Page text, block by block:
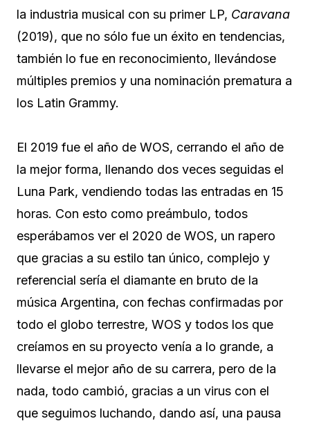
la industria musical con su primer LP, Caravana
(2019), que no sólo fue un éxito en tendencias,
también lo fue en reconocimiento, llevándose
múltiples premios y una nominación prematura a
los Latin Grammy.
El 2019 fue el año de WOS, cerrando el año de
la mejor forma, llenando dos veces seguidas el
Luna Park, vendiendo todas las entradas en 15
horas. Con esto como preámbulo, todos
esperábamos ver el 2020 de WOS, un rapero
que gracias a su estilo tan único, complejo y
referencial sería el diamante en bruto de la
música Argentina, con fechas confirmadas por
todo el globo terrestre, WOS y todos los que
creíamos en su proyecto venía a lo grande, a
llevarse el mejor año de su carrera, pero de la
nada, todo cambió, gracias a un virus con el
que seguimos luchando, dando así, una pausa